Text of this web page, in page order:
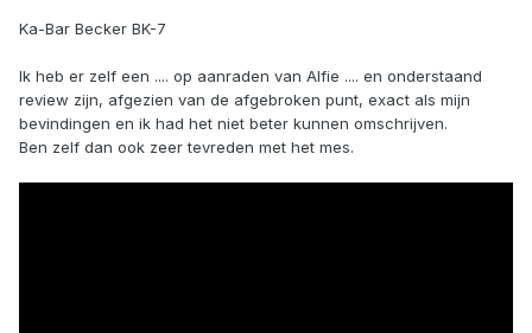
Ka-Bar Becker BK-7
Ik heb er zelf een .... op aanraden van Alfie .... en onderstaand
review zijn, afgezien van de afgebroken punt, exact als mijn
bevindingen en ik had het niet beter kunnen omschrijven.
Ben zelf dan ook zeer tevreden met het mes.